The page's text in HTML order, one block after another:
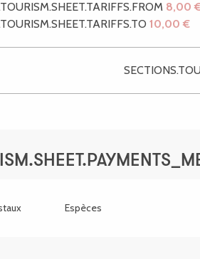
8,00
10,00 €
Espèces